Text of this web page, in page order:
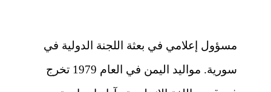
مسؤول إعلامي في بعثة اللجنة الدولية في
سورية. مواليد اليمن في العام 1979 تخرج